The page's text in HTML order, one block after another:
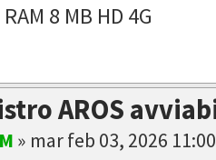
8 MB HD 4G
AROS
» mar feb 03, 2026